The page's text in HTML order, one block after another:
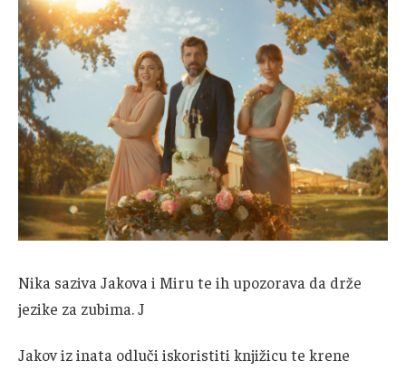
Nika saziva Jakova i Miru te ih upozorava da drže
jezike za zubima. J
Jakov iz inata odluči iskoristiti knjižicu te krene